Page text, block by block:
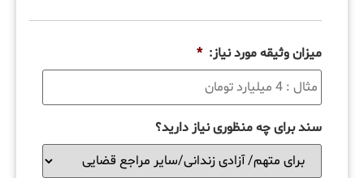
میزان وثیقه مورد نیاز: *
سند برای چه منظوری نیاز دارید؟